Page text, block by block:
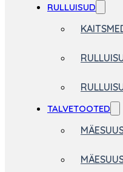
RULLUISUD
TALVETOOTED